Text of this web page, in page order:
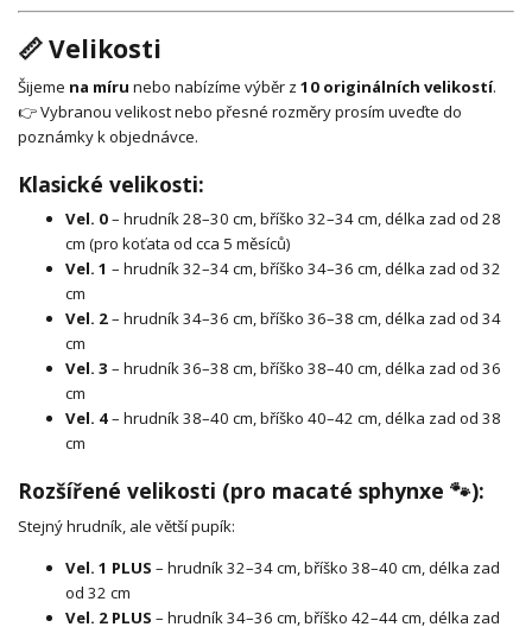
📏 Velikosti
Šijeme na míru nebo nabízíme výběr z 10 originálních velikostí.
👉 Vybranou velikost nebo přesné rozměry prosím uveďte do
poznámky k objednávce.
Klasické velikosti:
Vel. 0– hrudník 28–30 cm, bříško 32–34 cm, délka zad od 28
cm (pro koťata od cca 5 měsíců)
Vel. 1 – hrudník 32–34 cm, bříško 34–36 cm, délka zad od 32
cm
Vel. 2– hrudník 34–36 cm, bříško 36–38 cm, délka zad od 34
cm
Vel. 3 – hrudník 36–38 cm, bříško 38–40 cm, délka zad od 36
cm
Vel. 4– hrudník 38–40 cm, bříško 40–42 cm, délka zad od 38
cm
Rozšířené velikosti (pro macaté sphynxe 🐾):
Stejný hrudník, ale větší pupík:
Vel. 1 PLUS – hrudník 32–34 cm, bříško 38–40 cm, délka zad
od 32 cm
Vel. 2 PLUS – hrudník 34–36 cm, bříško 42–44 cm, délka zad